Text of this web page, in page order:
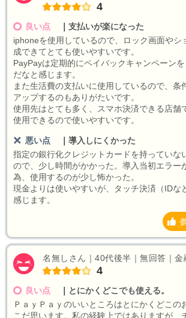
4
良い点
支払いが楽になった
iphoneを使用しているので、ロック画面やシ
成できてとても使いやすいです。
PayPayは定期的にペイバックキャンペーン
だなと感じます。
また生活費の支払いに使用しているので、条
アップするのもありがたいです。
使用先はとても多く、スマホ決済できる店舗
使用できるので使いやすいです。
悪い点
導入しにくかった
指定の銀行化クレジットカードを持っていな
ので、少し時間がかかった。導入当初エラー
為、使用するのが少し怖かった。
現金よりは使いやすいが、タッチ決済（IDな
感じます。
名無しさん｜40代後半｜無回答｜金
4
良い点
とにかくどこでも使える。
ＰａｙＰａｙのいいところはとにかくどこの
こだ思います。私の経験上ではありますが、